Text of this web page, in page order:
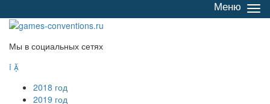
/
Меню
Мы в социальных сетях
 
2018 год
2019 год